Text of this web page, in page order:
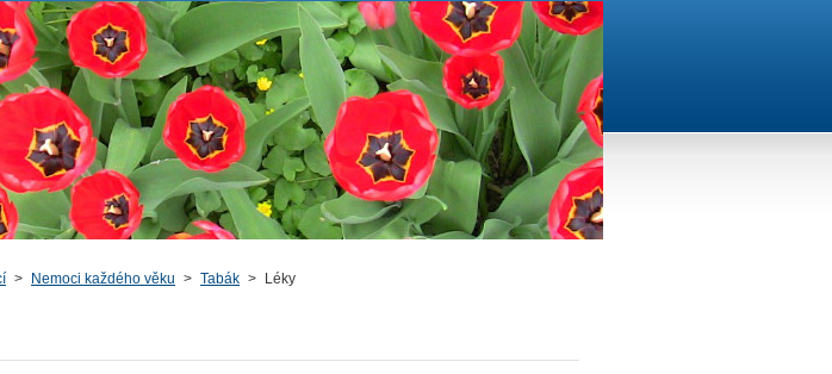
> Nemoci každého věku > Tabák > Léky